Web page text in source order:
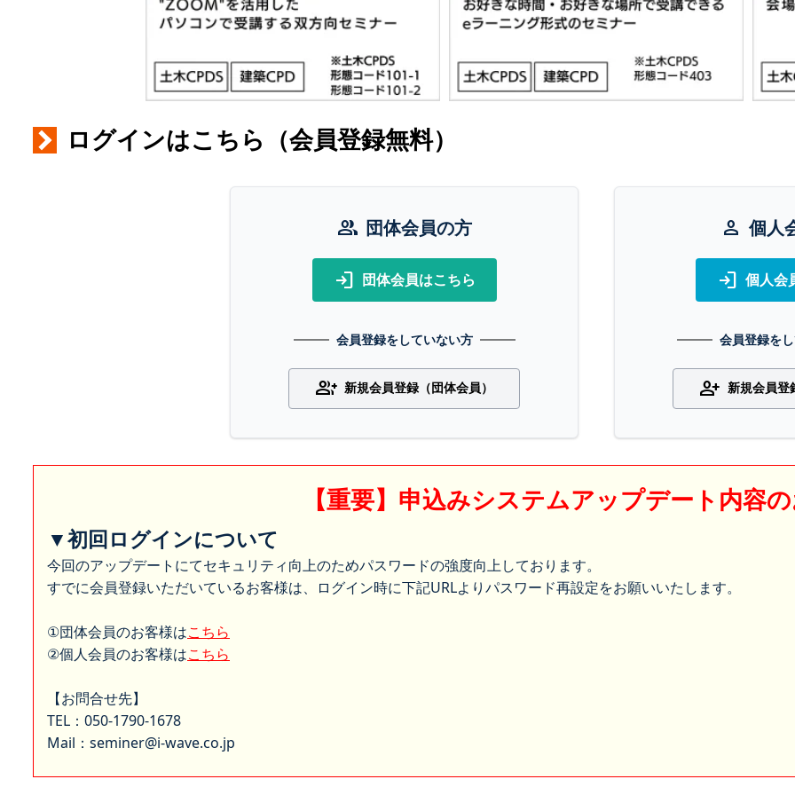
ログインはこちら（会員登録無料）
group 団体会員の方
login 団体会員はこちら
会員登録をしていない方
group_add 新規会員登録（団体会員）
person 個人
login 個人会
会員登録を
person_add 新規会員登
【重要】申込みシステムアップデート内容
▼初回ログインについて
今回のアップデートにてセキュリティ向上のためパスワードの強度向上しております。
すでに会員登録いただいているお客様は、ログイン時に下記URLよりパスワード再設定をお願いいたします。
①団体会員のお客様はこちら
②個人会員のお客様はこちら
【お問合せ先】
TEL：050-1790-1678
Mail：seminer@i-wave.co.jp